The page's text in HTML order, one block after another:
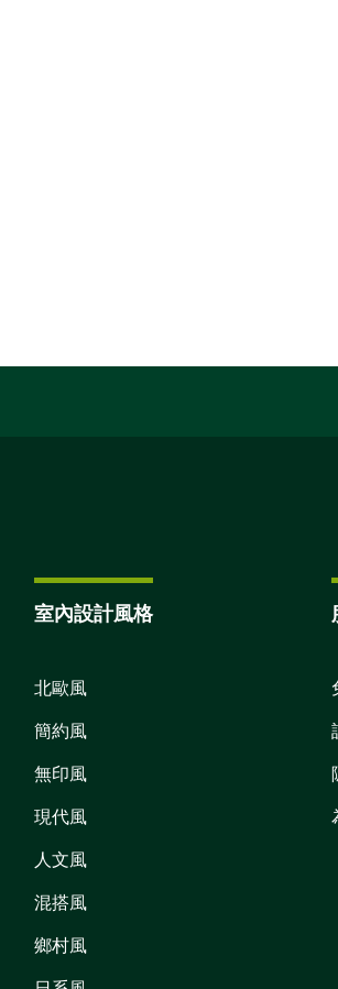
室內設計風格
北歐風
簡約風
無印風
現代風
人文風
混搭風
鄉村風